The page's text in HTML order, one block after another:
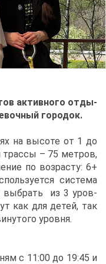
ак­тив­но­го от­ды­
го­ро­док.
на вы­со­те от 1 до
трас­сы – 75 мет­ров,
по воз­рас­ту: 6+
си­сте­ма
вы­брать из 3 уров­
как для де­тей, так
уров­ня.
с 11:00 до 19:45 и